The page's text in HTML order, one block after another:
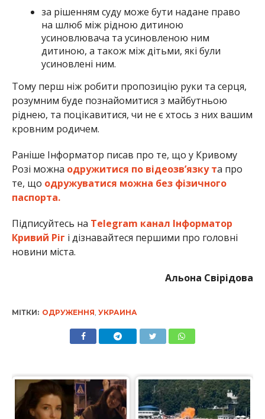
за рішенням суду може бути надане право
на шлюб між рідною дитиною
усиновлювача та усиновленою ним
дитиною, а також між дітьми, які були
усиновлені ним.
Тому перш ніж робити пропозицію руки та серця,
розумним буде познайомитися з майбутньою
ріднею, та поцікавитися, чи не є хтось з них вашим
кровним родичем.
Раніше Інформатор писав про те, що у Кривому
Розі можна одружитися по відеозв’язку та про
те, що одружуватися можна без фізичного
паспорта.
Підписуйтесь на Telegram канал Інформатор
Кривий Ріг і дізнавайтеся першими про головні
новини міста.
Альона Свірідова
МІТКИ: ОДРУЖЕННЯ УКРАИНА